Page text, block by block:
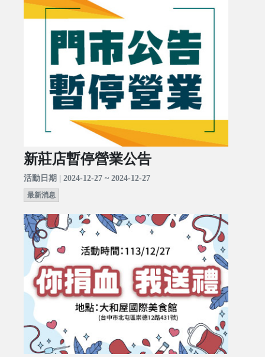
新莊店暫停營業公告
活動日期 | 2024-12-27 ~ 2024-12-27
最新消息